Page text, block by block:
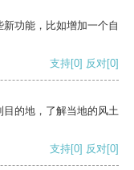
功能，比如增加一个自
支持[0] 反对[0]
的地，了解当地的风土
支持[0] 反对[0]